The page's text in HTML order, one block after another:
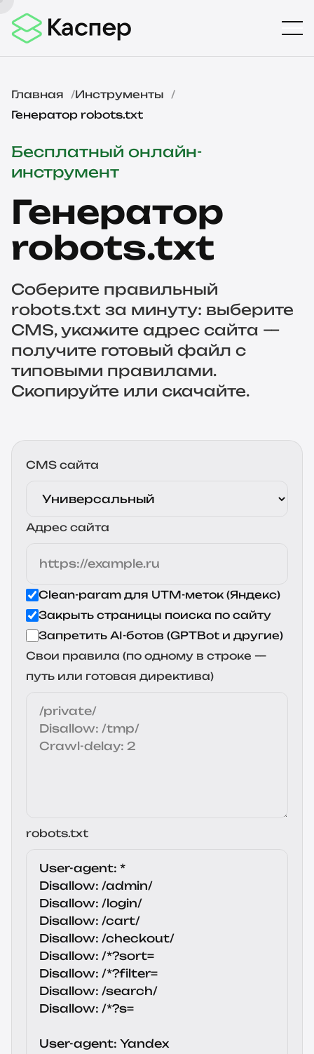
Главная
Инструменты
Генератор robots.txt
Бесплатный онлайн-
инструмент
Генератор
robots.txt
Соберите правильный
robots.txt за минуту: выберите
CMS, укажите адрес сайта —
получите готовый файл с
типовыми правилами.
Скопируйте или скачайте.
CMS сайта
Адрес сайта
Clean-param для UTM-меток (Яндекс)
Закрыть страницы поиска по сайту
Запретить AI-ботов (GPTBot и другие)
Свои правила (по одному в строке —
путь или готовая директива)
robots.txt